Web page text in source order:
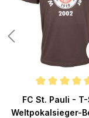
Durchschnittliche
FC St. Pauli -
Weltpokalsieger-